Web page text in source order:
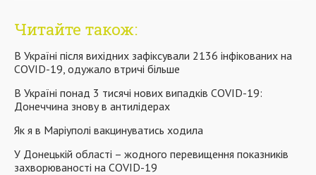
Читайте також:
В Україні після вихідних зафіксували 2136 інфікованих на
COVID-19, одужало втричі більше
В Україні понад 3 тисячі нових випадків COVID-19:
Донеччина знову в антилідерах
Як я в Маріуполі вакцинуватись ходила
У Донецькій області – жодного перевищення показників
захворюваності на COVID-19